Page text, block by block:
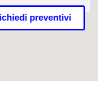
preventivi